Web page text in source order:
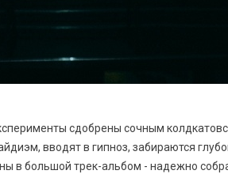
сдобрены сочным
вводят в гипноз, забираются
в большой трек-альбом - надежно